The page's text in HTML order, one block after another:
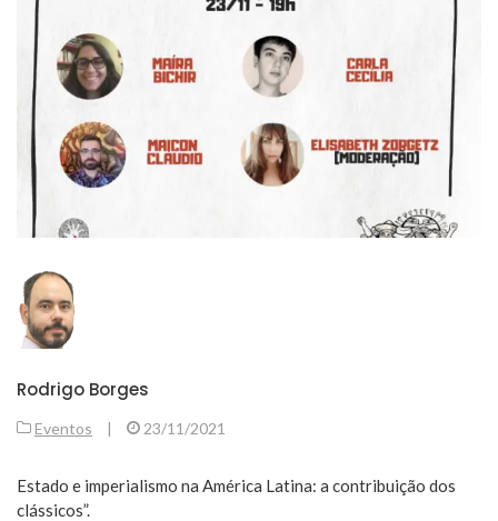
Rodrigo Borges
Eventos | 23/11/2021
Estado e imperialismo na América Latina: a contribuição dos
clássicos”.